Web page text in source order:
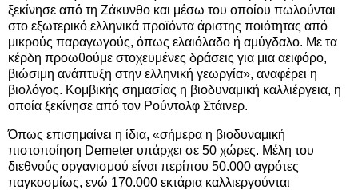
ξεκίνησε από τη Ζάκυνθο και μέσω του οποίου πωλούνται
στο εξωτερικό ελληνικά προϊόντα άριστης ποιότητας από
μικρούς παραγωγούς, όπως ελαιόλαδο ή αμύγδαλο. Με τα
κέρδη προωθούμε στοχευμένες δράσεις για μια αειφόρο,
βιώσιμη ανάπτυξη στην ελληνική γεωργία», αναφέρει η
βιολόγος. Κομβικής σημασίας η βιοδυναμική καλλιέργεια, η
οποία ξεκίνησε από τον Ρούντολφ Στάινερ.
Όπως επισημαίνει η ίδια, «σήμερα η βιοδυναμική
πιστοποίηση Demeter υπάρχει σε 50 χώρες. Μέλη του
διεθνούς οργανισμού είναι περίπου 50.000 αγρότες
παγκοσμίως, ενώ 170.000 εκτάρια καλλιεργούνται